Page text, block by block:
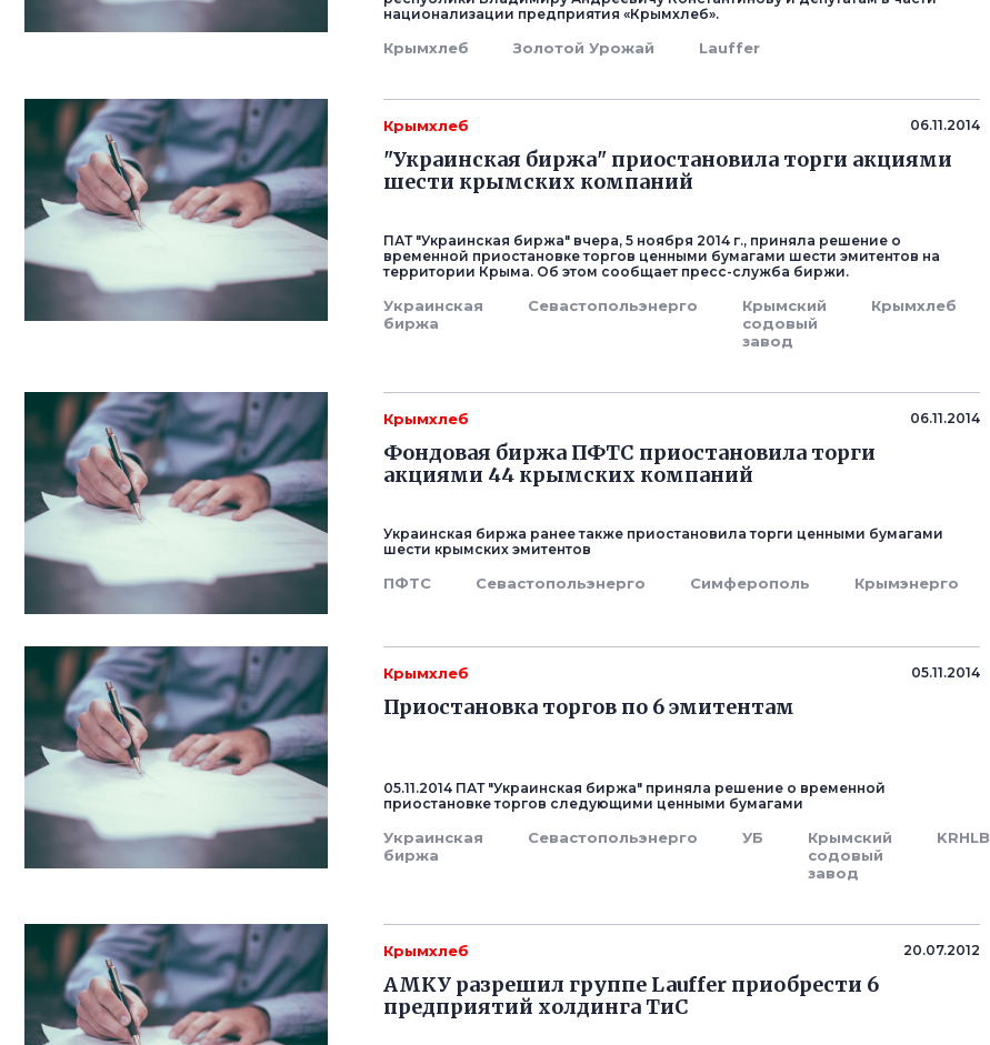
национализации предприятия «Крымхлеб».
Крымхлеб Золотой Урожай Lauffer
Крымхлеб 06.11.2014
"Украинская биржа" приостановила торги акциями
шести крымских компаний
ПАТ "Украинская биржа" вчера, 5 ноября 2014 г., приняла решение о
временной приостановке торгов ценными бумагами шести эмитентов на
территории Крыма. Об этом сообщает пресс-служба биржи.
Украинская
биржа
Севастопольэнерго
Крымский
содовый
завод
Крымхлеб
Крымхлеб 06.11.2014
Фондовая биржа ПФТС приостановила торги
акциями 44 крымских компаний
Украинская биржа ранее также приостановила торги ценными бумагами
шести крымских эмитентов
ПФТС Севастопольэнерго Симферополь Крымэнерго
Крымхлеб 05.11.2014
Приостановка торгов по 6 эмитентам
05.11.2014 ПАТ "Украинская биржа" приняла решение о временной
приостановке торгов следующими ценными бумагами
Украинская
биржа
Севастопольэнерго УБ
Крымский
содовый
завод
KRHLB
Крымхлеб 20.07.2012
АМКУ разрешил группе Lauffer приобрести 6
предприятий холдинга ТиС